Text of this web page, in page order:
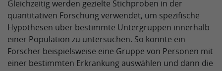
Gleichzeitig werden gezielte Stichproben in der
quantitativen Forschung verwendet, um spezifische
Hypothesen über bestimmte Untergruppen innerhalb
einer Population zu untersuchen. So könnte ein
Forscher beispielsweise eine Gruppe von Personen mit
einer bestimmten Erkrankung auswählen und dann die